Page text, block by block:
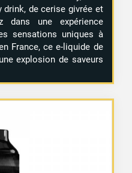
drink, de cerise givrée et
dans une expérience
sensations uniques à
France, ce e-liquide de
explosion de saveurs